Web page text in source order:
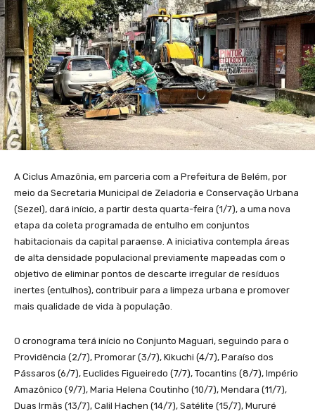
A Ciclus Amazônia, em parceria com a Prefeitura de Belém, por
meio da Secretaria Municipal de Zeladoria e Conservação Urbana
(Sezel), dará início, a partir desta quarta-feira (1/7), a uma nova
etapa da coleta programada de entulho em conjuntos
habitacionais da capital paraense. A iniciativa contempla áreas
de alta densidade populacional previamente mapeadas com o
objetivo de eliminar pontos de descarte irregular de resíduos
inertes (entulhos), contribuir para a limpeza urbana e promover
mais qualidade de vida à população.
O cronograma terá início no Conjunto Maguari, seguindo para o
Providência (2/7), Promorar (3/7), Kikuchi (4/7), Paraíso dos
Pássaros (6/7), Euclides Figueiredo (7/7), Tocantins (8/7), Império
Amazônico (9/7), Maria Helena Coutinho (10/7), Mendara (11/7),
Duas Irmãs (13/7), Calil Hachen (14/7), Satélite (15/7), Mururé